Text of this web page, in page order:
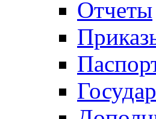
Отчеты